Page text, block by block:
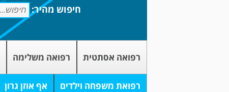
חיפוש מהיר:
רפואה אסתטית רפואה משלימה
רפואת משפחה וילדים אף אוזן גרון